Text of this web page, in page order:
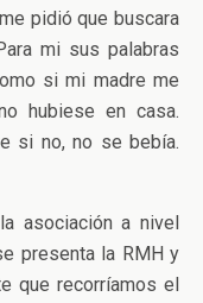
pidió que buscara
mi sus palabras
si mi madre me
hubiese en casa.
si no, no se bebía.
asociación a nivel
presenta la RMH y
que recorríamos el